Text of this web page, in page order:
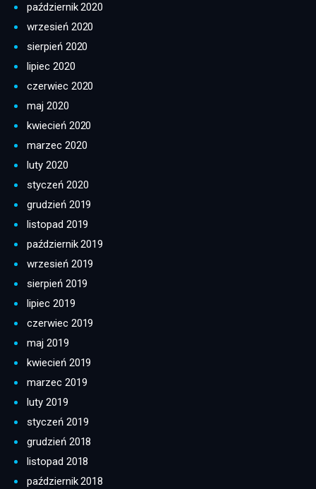
październik 2020
wrzesień 2020
sierpień 2020
lipiec 2020
czerwiec 2020
maj 2020
kwiecień 2020
marzec 2020
luty 2020
styczeń 2020
grudzień 2019
listopad 2019
październik 2019
wrzesień 2019
sierpień 2019
lipiec 2019
czerwiec 2019
maj 2019
kwiecień 2019
marzec 2019
luty 2019
styczeń 2019
grudzień 2018
listopad 2018
październik 2018